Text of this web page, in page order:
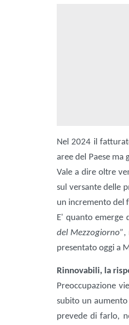
Nel 2024 il
aree del Paese
Vale a dire oltre
sul versante delle
un incremento del
E' quanto emerge
del Mezzogiorno”,
presentato oggi a
Rinnovabili, la
Preoccupazione
subito un
prevede di farlo,